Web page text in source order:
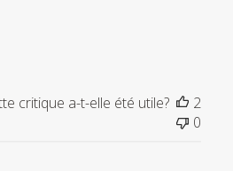
critique a-t-elle été utile?
2
0